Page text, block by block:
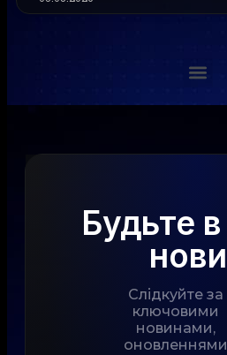
Будьте в
Слідкуйте за
ключовими
новинами,
оновленнями